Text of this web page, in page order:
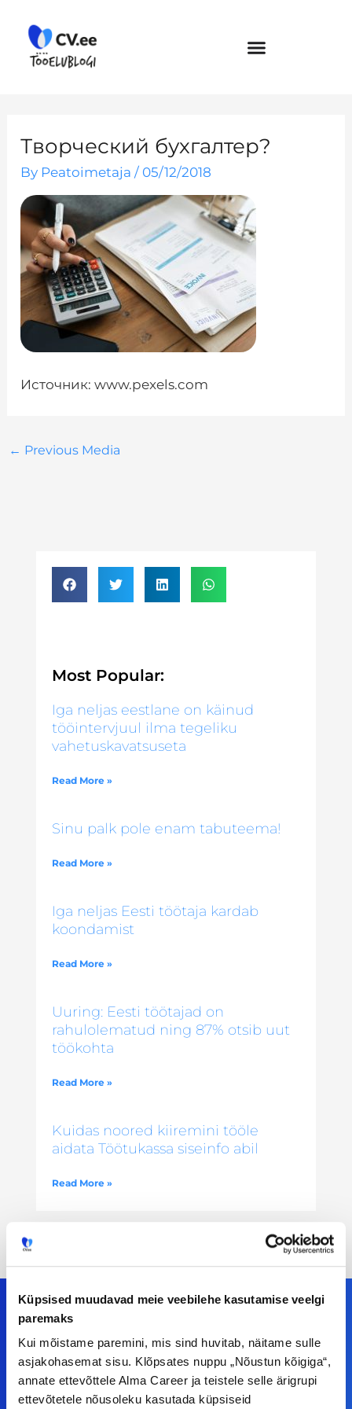
Küpsised muudavad meie veebilehe kasutamise veelgi
paremaks
Kui mõistame paremini, mis sind huvitab, näitame sulle
asjakohasemat sisu. Klõpsates nuppu „Nõustun kõigiga“,
annate ettevõttele Alma Career ja teistele selle ärigrupi
ettevõtetele nõusoleku kasutada küpsiseid
content
Творческий бухгалтер?
By Peatoimetaja/ 05/12/2018
Источник: www.pexels.com
← Previous Media
Most Popular:
Iga neljas eestlane on käinud
tööintervjuul ilma tegeliku
vahetuskavatsuseta
Read More »
Sinu palk pole enam tabuteema!
Read More »
Iga neljas Eesti töötaja kardab
koondamist
Read More »
Uuring: Eesti töötajad on
rahulolematud ning 87% otsib uut
töökohta
Read More »
Kuidas noored kiiremini tööle
aidata Töötukassa siseinfo abil
Read More »
Meiega leiad!
Tööelublogi.ee lehelt leiad kõik vajaliku, et olla